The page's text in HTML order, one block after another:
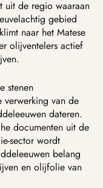
uit de regio waaraan
gebied
naar het Matese
olijventelers actief
stenen
van de
dateren.
documenten uit de
sector wordt
belang
en olijfolie van